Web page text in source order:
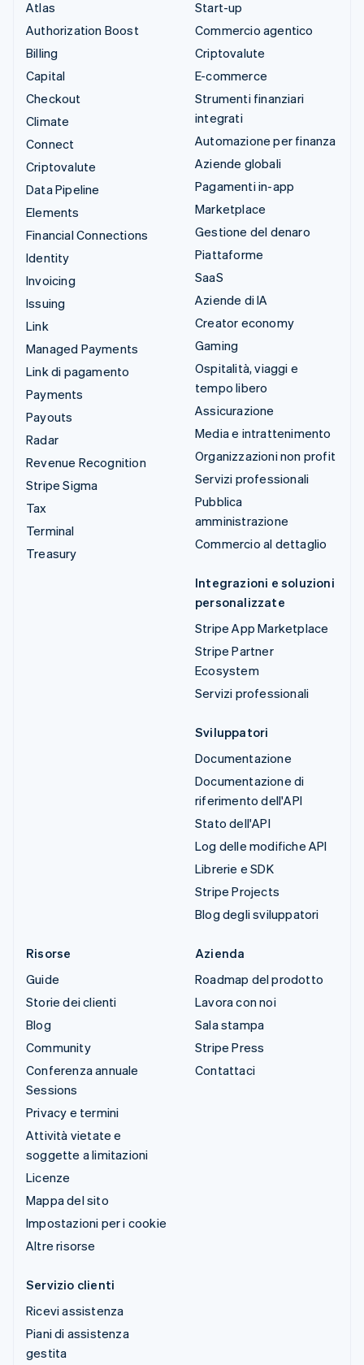
Atlas
Authorization Boost
Billing
Capital
Checkout
Climate
Connect
Criptovalute
Data Pipeline
Elements
Financial Connections
Identity
Invoicing
Issuing
Link
Managed Payments
Link di pagamento
Payments
Payouts
Radar
Revenue Recognition
Stripe Sigma
Tax
Terminal
Treasury
Start-up
Commercio agentico
Criptovalute
E-commerce
Strumenti finanziari
integrati
Automazione per finanza
Aziende globali
Pagamenti in-app
Marketplace
Gestione del denaro
Piattaforme
SaaS
Aziende di IA
Creator economy
Gaming
Ospitalità, viaggi e
tempo libero
Assicurazione
Media e intrattenimento
Organizzazioni non profit
Servizi professionali
Pubblica
amministrazione
Commercio al dettaglio
Integrazioni e soluzioni
personalizzate
Stripe App Marketplace
Stripe Partner
Ecosystem
Servizi professionali
Sviluppatori
Documentazione
Documentazione di
riferimento dell'API
Stato dell'API
Log delle modifiche API
Librerie e SDK
Stripe Projects
Blog degli sviluppatori
Risorse
Guide
Storie dei clienti
Blog
Community
Conferenza annuale
Sessions
Privacy e termini
Attività vietate e
soggette a limitazioni
Licenze
Mappa del sito
Impostazioni per i cookie
Altre risorse
Azienda
Roadmap del prodotto
Lavora con noi
Sala stampa
Stripe Press
Contattaci
Servizio clienti
Ricevi assistenza
Piani di assistenza
gestita